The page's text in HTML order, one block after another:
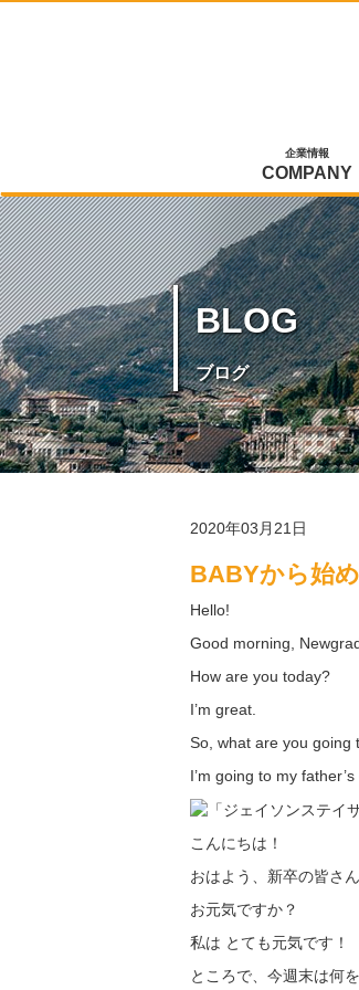
企業情報
COMPANY
BLOG
ブログ
2020年03月21日
BABYから始
Hello!
Good morning,
How are you today?
I’m great.
So, what are you going
I’m going to my father’s
こんにちは！
おはよう、新卒の皆さ
お元気ですか？
私は とても元気です！
ところで、今週末は何